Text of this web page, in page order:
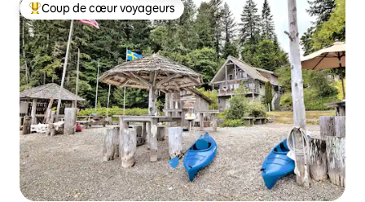
Coups de cœur voyageurs les plus appréciés
Coup de cœur voyageurs